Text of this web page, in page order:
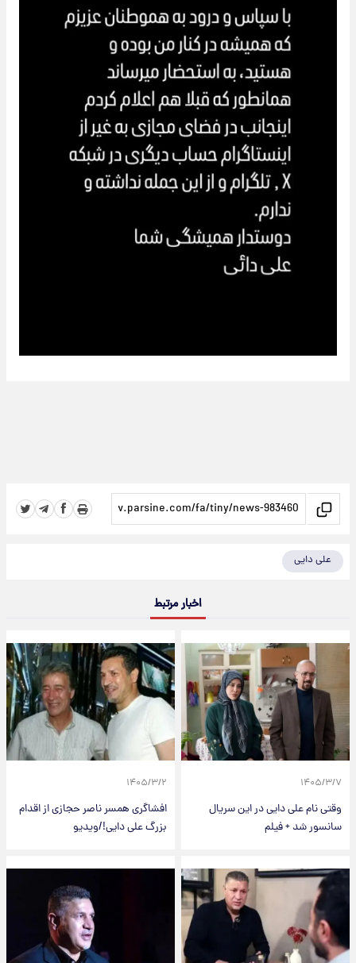
علی دایی
اخبار مرتبط
۱۴۰۵/۳/۷
وقتی نام علی دایی در این سریال
سانسور شد + فیلم
۱۴۰۵/۳/۲
افشاگری همسر ناصر حجازی از اقدام
بزرگ علی دایی!/ویدیو